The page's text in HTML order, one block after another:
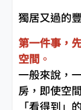
獨居又過的
第一件事，
空間 。
一般來說，
房，即使空
「看得到」